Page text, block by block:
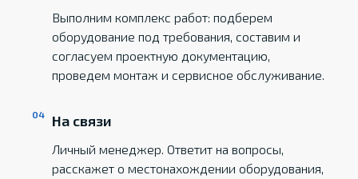
Выполним комплекс работ: подберем
оборудование под требования, составим и
согласуем проектную документацию,
проведем монтаж и сервисное обслуживание.
На связи
Личный менеджер. Ответит на вопросы,
расскажет о местонахождении оборудования,